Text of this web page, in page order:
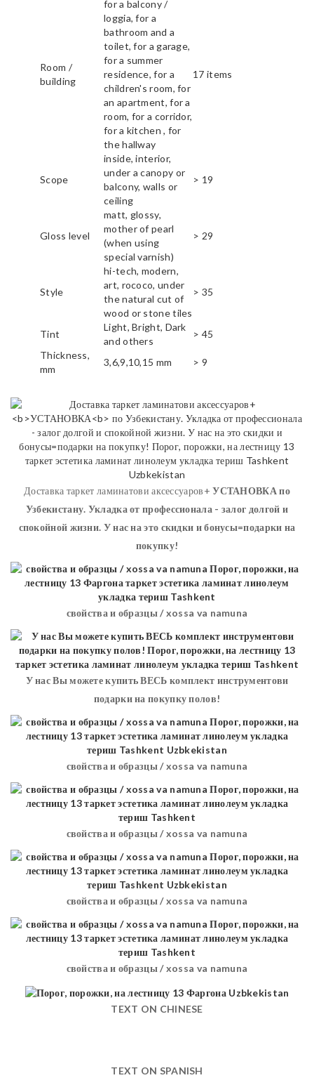
Room /
building
for a balcony /
loggia, for a
bathroom and a
toilet, for a garage,
for a summer
residence, for a
children's room, for
an apartment, for a
room, for a corridor,
for a kitchen , for
the hallway
17 items
Scope
inside, interior,
under a canopy or
balcony, walls or
ceiling
> 19
Gloss level
matt, glossy,
mother of pearl
(when using
special varnish)
> 29
Style
hi-tech, modern,
art, rococo, under
the natural cut of
wood or stone tiles
> 35
Tint
Light, Bright, Dark
and others
> 45
Thickness,
mm
3,6,9,10,15 mm > 9
Доставка таркет ламинатови аксессуаров+УСТАНОВКАпо
Узбекистану. Укладка от профессионала - залог долгой и
спокойной жизни. У нас на это скидки и бонусы=подарки на
покупку!
свойства и образцы / xossa va namuna
У нас Вы можете купить ВЕСЬ комплект инструментови
подарки на покупку полов!
свойства и образцы / xossa va namuna
свойства и образцы / xossa va namuna
свойства и образцы / xossa va namuna
свойства и образцы / xossa va namuna
TEXT ON CHINESE
TEXT ON SPANISH